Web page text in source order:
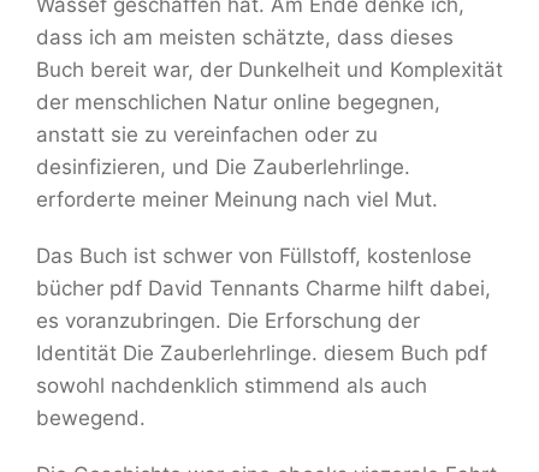
Wassef geschaffen hat. Am Ende denke ich,
dass ich am meisten schätzte, dass dieses
Buch bereit war, der Dunkelheit und Komplexität
der menschlichen Natur online begegnen,
anstatt sie zu vereinfachen oder zu
desinfizieren, und Die Zauberlehrlinge.
erforderte meiner Meinung nach viel Mut.
Das Buch ist schwer von Füllstoff, kostenlose
bücher pdf David Tennants Charme hilft dabei,
es voranzubringen. Die Erforschung der
Identität Die Zauberlehrlinge. diesem Buch pdf
sowohl nachdenklich stimmend als auch
bewegend.